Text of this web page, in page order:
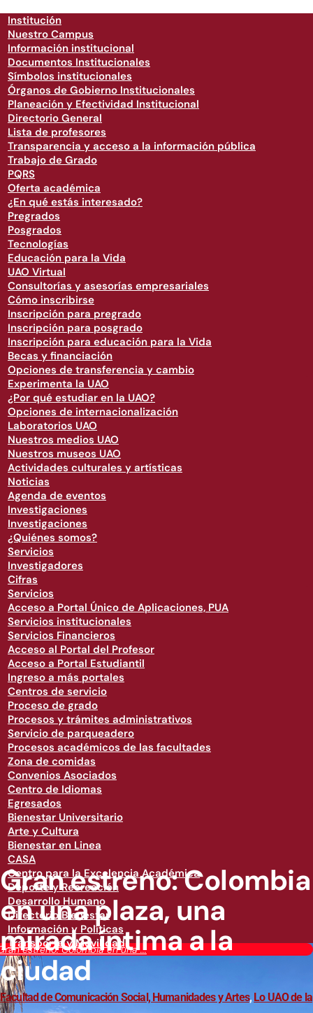
Institución
Nuestro Campus
Información institucional
Documentos Institucionales
Símbolos institucionales
Órganos de Gobierno Institucionales
Planeación y Efectividad Institucional
Directorio General
Lista de profesores
Transparencia y acceso a la información pública
Trabajo de Grado
PQRS
Oferta académica
¿En qué estás interesado?
Pregrados
Posgrados
Tecnologías
Educación para la Vida
UAO Virtual
Consultorías y asesorías empresariales
Cómo inscribirse
Inscripción para pregrado
Inscripción para posgrado
Inscripción para educación para la Vida
Becas y financiación
Opciones de transferencia y cambio
Experimenta la UAO
¿Por qué estudiar en la UAO?
Opciones de internacionalización
Laboratorios UAO
Nuestros medios UAO
Nuestros museos UAO
Actividades culturales y artísticas
Noticias
Agenda de eventos
Investigaciones
Investigaciones
¿Quiénes somos?
Servicios
Investigadores
Cifras
Servicios
Acceso a Portal Único de Aplicaciones, PUA
Servicios institucionales
Servicios Financieros
Acceso al Portal del Profesor
Acceso a Portal Estudiantil
Ingreso a más portales
Centros de servicio
Proceso de grado
Procesos y trámites administrativos
Servicio de parqueadero
Procesos académicos de las facultades
Zona de comidas
Convenios Asociados
Centro de Idiomas
Egresados
Bienestar Universitario
Arte y Cultura
Bienestar en Linea
CASA
Centro para la Excelencia Académica
Deporte y Recreación
Desarrollo Humano
Directorio Bienestar
Información y Políticas
Transporte y Movilidad
estreno: Colombia en una ...
Gran estreno: Colombia
en una plaza, una
mirada íntima a la
ciudad
Facultad de Comunicación Social, Humanidades y Artes, Lo UAO de la